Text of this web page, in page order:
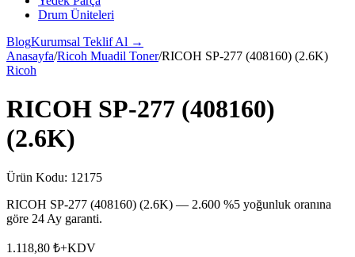
Drum Üniteleri
BlogKurumsal Teklif Al →
Anasayfa/Ricoh Muadil Toner/RICOH SP-277 (408160) (2.6K)
Ricoh
RICOH SP-277 (408160)
(2.6K)
Ürün Kodu: 12175
RICOH SP-277 (408160) (2.6K) — 2.600 %5 yoğunluk oranına
göre 24 Ay garanti.
1.118,80 ₺+KDV